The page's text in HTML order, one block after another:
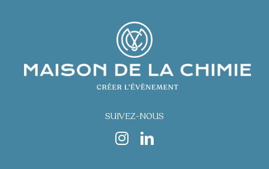
SUIVEZ-NOUS